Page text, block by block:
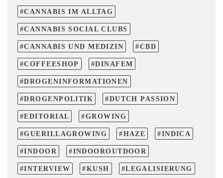
CANNABIS IM ALLTAG
CANNABIS SOCIAL CLUBS
CANNABIS UND MEDIZIN CBD
COFFEESHOP DINAFEM
DROGENINFORMATIONEN
DROGENPOLITIK DUTCH PASSION
EDITORIAL GROWING
GUERILLAGROWING HAZE INDICA
INDOOR INDOOROUTDOOR
INTERVIEW KUSH LEGALISIERUNG